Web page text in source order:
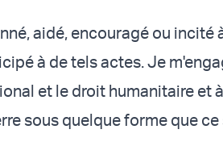
aidé, encouragé ou incité
à de tels actes. Je
et le droit humanitaire et
sous quelque forme que